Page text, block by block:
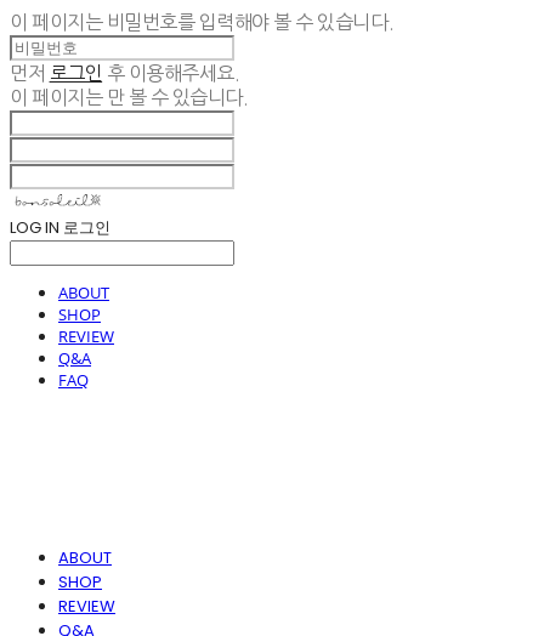
이 페이지는 비밀번호를 입력해야 볼 수 있습니다.
먼저 로그인 후 이용해주세요.
이 페이지는 만 볼 수 있습니다.
LOG IN 로그인
ABOUT
SHOP
REVIEW
Q&A
FAQ
ABOUT
SHOP
REVIEW
Q&A